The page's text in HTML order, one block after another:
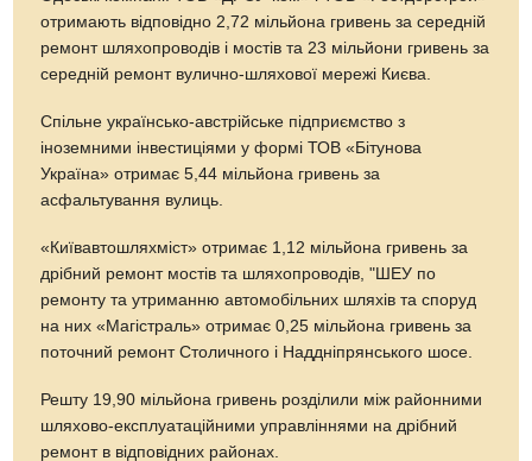
отримають відповідно 2,72 мільйона гривень за середній
ремонт шляхопроводів і мостів та 23 мільйони гривень за
середній ремонт вулично-шляхової мережі Києва.
Спільне українсько-австрійське підприємство з
іноземними інвестиціями у формі ТОВ «Бітунова
Україна» отримає 5,44 мільйона гривень за
асфальтування вулиць.
«Київавтошляхміст» отримає 1,12 мільйона гривень за
дрібний ремонт мостів та шляхопроводів, "ШЕУ по
ремонту та утриманню автомобільних шляхів та споруд
на них «Магістраль» отримає 0,25 мільйона гривень за
поточний ремонт Столичного і Наддніпрянського шосе.
Решту 19,90 мільйона гривень розділили між районними
шляхово-експлуатаційними управліннями на дрібний
ремонт в відповідних районах.